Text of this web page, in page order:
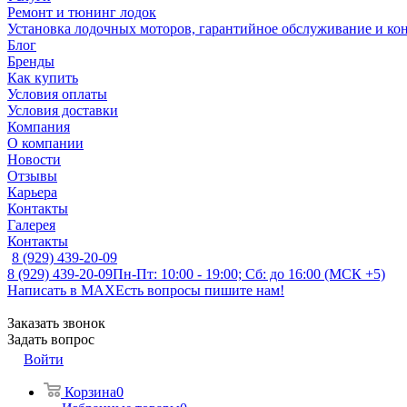
Ремонт и тюнинг лодок
Установка лодочных моторов, гарантийное обслуживание и
Блог
Бренды
Как купить
Условия оплаты
Условия доставки
Компания
О компании
Новости
Отзывы
Карьера
Контакты
Галерея
Контакты
8 (929) 439-20-09
8 (929) 439-20-09Пн-Пт: 10:00 - 19:00; Сб: до 16:00 (МСК +5)
Написать в MAXЕсть вопросы пишите нам!
Заказать звонок
Задать вопрос
Войти
Корзина0